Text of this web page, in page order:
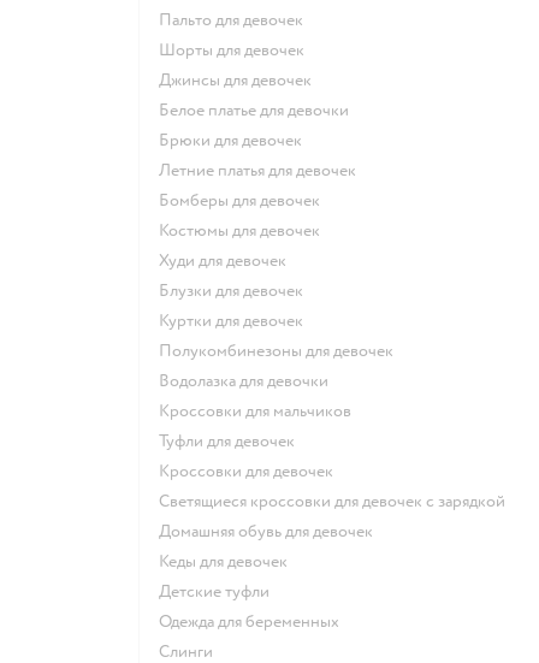
Пальто для девочек
Шорты для девочек
Джинсы для девочек
Белое платье для девочки
Брюки для девочек
Летние платья для девочек
Бомберы для девочек
Костюмы для девочек
Худи для девочек
Блузки для девочек
Куртки для девочек
Полукомбинезоны для девочек
Водолазка для девочки
Кроссовки для мальчиков
Туфли для девочек
Кроссовки для девочек
Светящиеся кроссовки для девочек с зарядкой
Домашняя обувь для девочек
Кеды для девочек
Детские туфли
Одежда для беременных
Слинги